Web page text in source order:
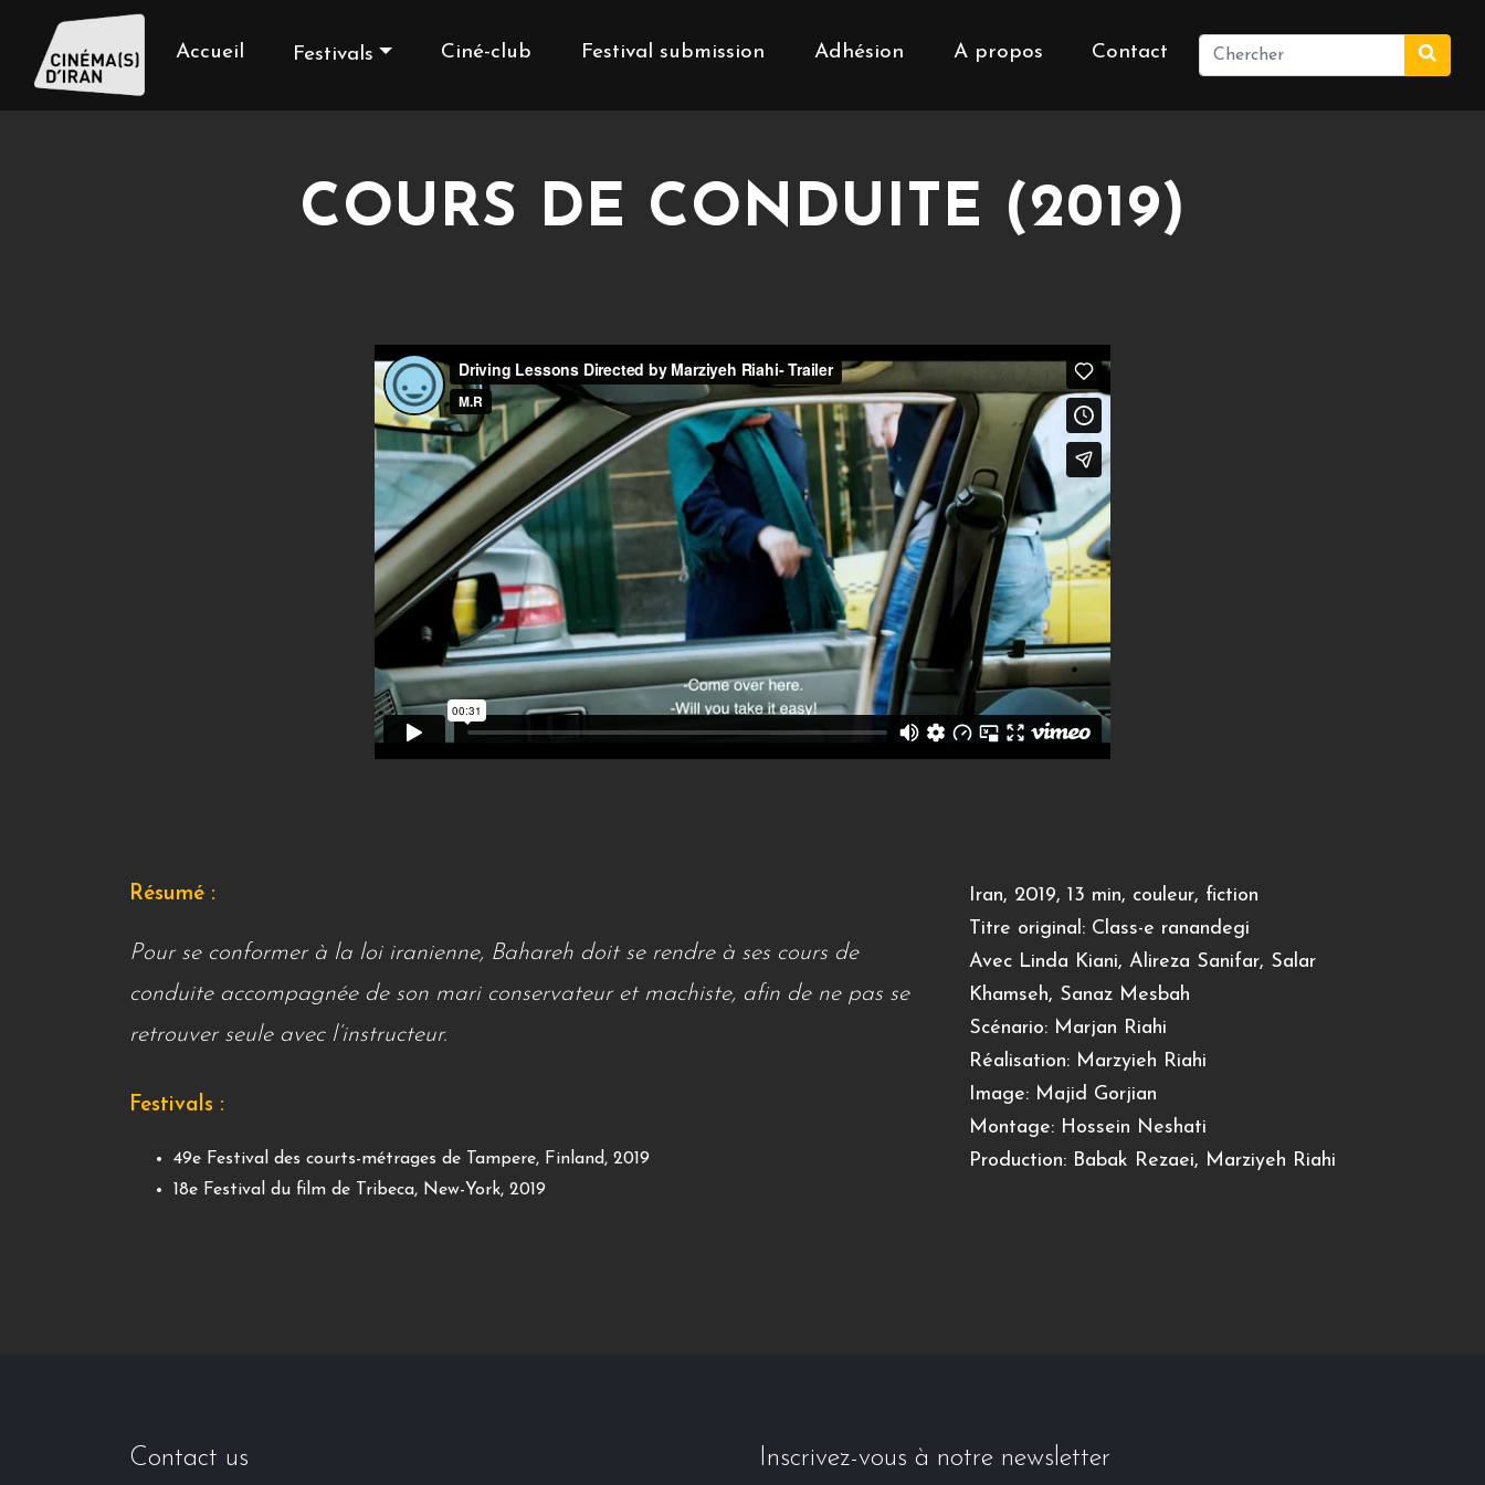
Accueil Festivals Ciné-club Festival submission Adhésion A propos Contact
COURS DE CONDUITE (2019)
Résumé :
Pour se conformer à la loi iranienne, Bahareh doit se rendre à ses cours de
conduite accompagnée de son mari conservateur et machiste, afin de ne pas se
retrouver seule avec l’instructeur.
Festivals :
49e Festival des courts-métrages de Tampere, Finland, 2019
18e Festival du film de Tribeca, New-York, 2019
Iran, 2019, 13 min, couleur, fiction
Titre original: Class-e ranandegi
Avec Linda Kiani, Alireza Sanifar, Salar
Khamseh, Sanaz Mesbah
Scénario: Marjan Riahi
Réalisation: Marzyieh Riahi
Image: Majid Gorjian
Montage: Hossein Neshati
Production: Babak Rezaei, Marziyeh Riahi
Contact us Inscrivez-vous à notre newsletter